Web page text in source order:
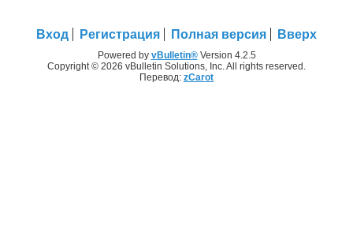
Вход Регистрация Полная версия Вверх
Powered by vBulletin®Version 4.2.5
Copyright © 2026 vBulletin Solutions, Inc. All rights reserved.
Перевод: zCarot